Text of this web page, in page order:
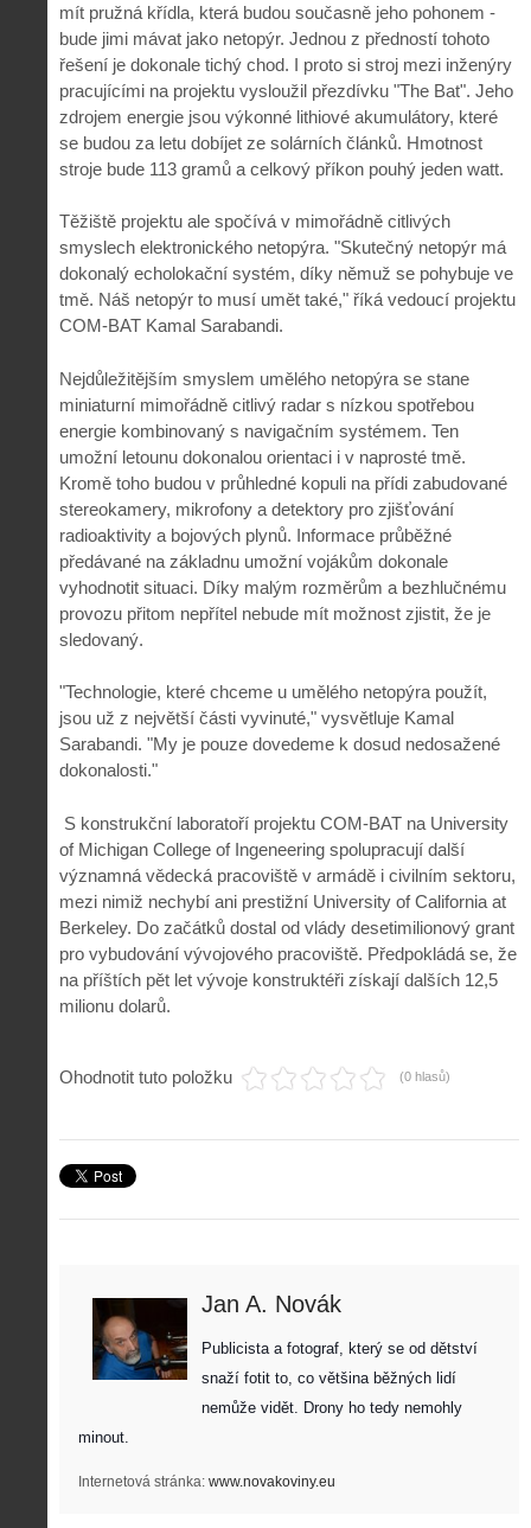
mít pružná křídla, která budou současně jeho pohonem -
bude jimi mávat jako netopýr. Jednou z předností tohoto
řešení je dokonale tichý chod. I proto si stroj mezi inženýry
pracujícími na projektu vysloužil přezdívku "The Bat". Jeho
zdrojem energie jsou výkonné lithiové akumulátory, které
se budou za letu dobíjet ze solárních článků. Hmotnost
stroje bude 113 gramů a celkový příkon pouhý jeden watt.
Těžiště projektu ale spočívá v mimořádně citlivých
smyslech elektronického netopýra. "Skutečný netopýr má
dokonalý echolokační systém, díky němuž se pohybuje ve
tmě. Náš netopýr to musí umět také," říká vedoucí projektu
COM-BAT Kamal Sarabandi.
Nejdůležitějším smyslem umělého netopýra se stane
miniaturní mimořádně citlivý radar s nízkou spotřebou
energie kombinovaný s navigačním systémem. Ten
umožní letounu dokonalou orientaci i v naprosté tmě.
Kromě toho budou v průhledné kopuli na přídi zabudované
stereokamery, mikrofony a detektory pro zjišťování
radioaktivity a bojových plynů. Informace průběžné
předávané na základnu umožní vojákům dokonale
vyhodnotit situaci. Díky malým rozměrům a bezhlučnému
provozu přitom nepřítel nebude mít možnost zjistit, že je
sledovaný.
"Technologie, které chceme u umělého netopýra použít,
jsou už z největší části vyvinuté," vysvětluje Kamal
Sarabandi. "My je pouze dovedeme k dosud nedosažené
dokonalosti."
S konstrukční laboratoří projektu COM-BAT na University
of Michigan College of Ingeneering spolupracují další
významná vědecká pracoviště v armádě i civilním sektoru,
mezi nimiž nechybí ani prestižní University of California at
Berkeley. Do začátků dostal od vlády desetimilionový grant
pro vybudování vývojového pracoviště. Předpokládá se, že
na příštích pět let vývoje konstruktéři získají dalších 12,5
milionu dolarů.
Ohodnotit tuto položku (0 hlasů)
Jan A. Novák
Publicista a fotograf, který se od dětství
snaží fotit to, co většina běžných lidí
nemůže vidět. Drony ho tedy nemohly
minout.
Internetová stránka: www.novakoviny.eu
Z
i
s
t
e
s
i
S
r
l